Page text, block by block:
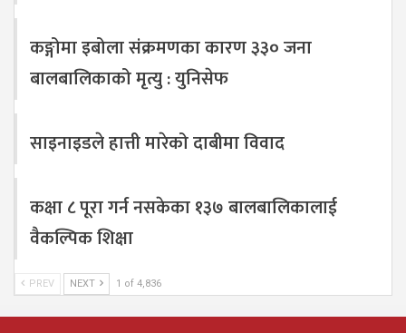
कङ्गोमा इबोला संक्रमणका कारण ३३० जना
बालबालिकाको मृत्यु : युनिसेफ
साइनाइडले हात्ती मारेको दाबीमा विवाद
कक्षा ८ पूरा गर्न नसकेका १३७ बालबालिकालाई
वैकल्पिक शिक्षा
PREV NEXT 1 of 4,836